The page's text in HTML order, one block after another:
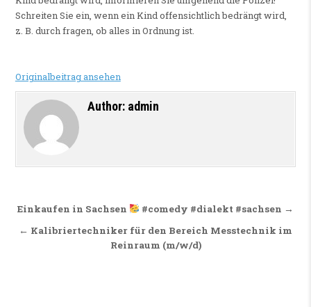
Schreiten Sie ein, wenn ein Kind offensichtlich bedrängt wird,
z. B. durch fragen, ob alles in Ordnung ist.
Originalbeitrag ansehen
Author: admin
Beitragsnavigation
Einkaufen in Sachsen
#comedy #dialekt #sachsen →
← Kalibriertechniker für den Bereich Messtechnik im
Reinraum (m/w/d)